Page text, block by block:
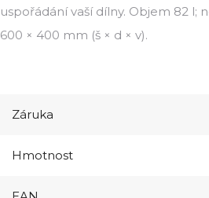
uspořádání vaší dílny. Objem 82 l;
600 × 400 mm (š × d × v).
Záruka
Hmotnost